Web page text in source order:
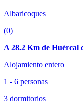
Albaricoques
(0)
A 28.2 Km de Huércal
Alojamiento entero
1 - 6 personas
3 dormitorios